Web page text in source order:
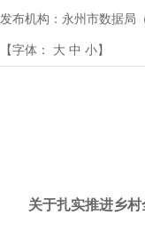
发布机构： 永州市数据局
【字体： 大 中 小】
关于扎实推进乡